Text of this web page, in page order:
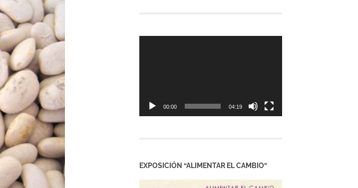
00:00 04:19
EXPOSICIÓN “ALIMENTAR EL CAMBIO”